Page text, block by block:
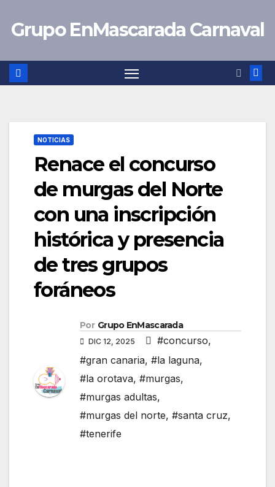
Grupo EnMascarada Carnaval
NOTICIAS
Renace el concurso
de murgas del Norte
con una inscripción
histórica y presencia
de tres grupos
foráneos
Por Grupo EnMascarada
DIC 12, 2025 #concurso,
#gran canaria, #la laguna,
#la orotava, #murgas,
#murgas adultas,
#murgas del norte, #santa cruz,
#tenerife